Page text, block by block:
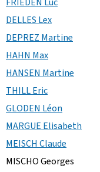
DELLES Lex
DEPREZ Martine
HAHN Max
HANSEN Martine
THILL Eric
GLODEN Léon
MARGUE Elisabeth
MEISCH Claude
MISCHO Georges